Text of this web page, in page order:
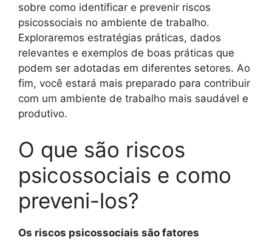
sobre como identificar e prevenir riscos
psicossociais no ambiente de trabalho.
Exploraremos estratégias práticas, dados
relevantes e exemplos de boas práticas que
podem ser adotadas em diferentes setores. Ao
fim, você estará mais preparado para contribuir
com um ambiente de trabalho mais saudável e
produtivo.
O que são riscos
psicossociais e como
preveni-los?
Os riscos psicossociais são fatores